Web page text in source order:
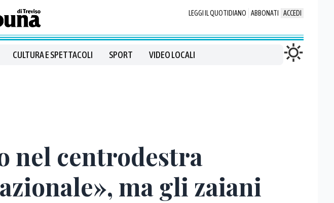
LEGGI IL QUOTIDIANO ABBONATI ACCEDI
CULTURA E SPETTACOLI SPORT VIDEO LOCALI
nel centrodestra
ma gli zaiani